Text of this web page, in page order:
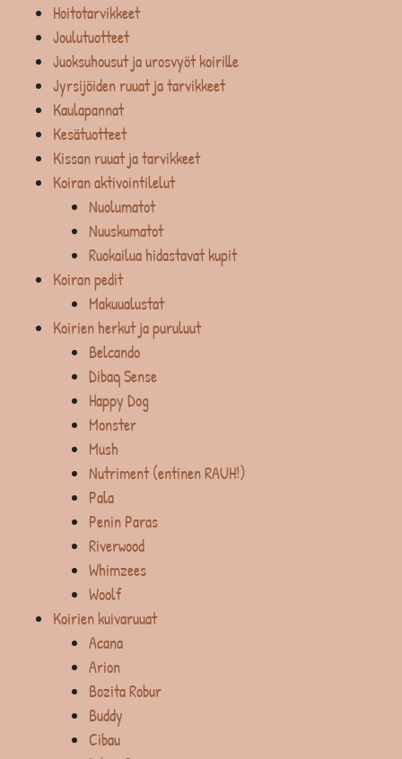
Hoitotarvikkeet
Joulutuotteet
Juoksuhousut ja urosvyöt koirille
Jyrsijöiden ruuat ja tarvikkeet
Kaulapannat
Kesätuotteet
Kissan ruuat ja tarvikkeet
Koiran aktivointilelut
Nuolumatot
Nuuskumatot
Ruokailua hidastavat kupit
Koiran pedit
Makuualustat
Koirien herkut ja puruluut
Belcando
Dibaq Sense
Happy Dog
Monster
Mush
Nutriment (entinen RAUH!)
Pala
Penin Paras
Riverwood
Whimzees
Woolf
Koirien kuivaruuat
Acana
Arion
Bozita Robur
Buddy
Cibau